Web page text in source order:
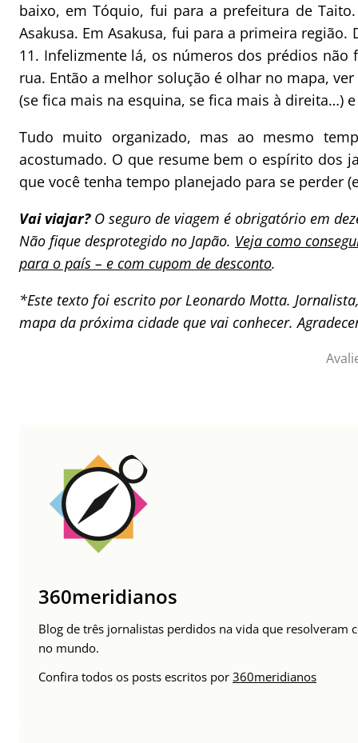
baixo, em Tóquio, fui para a prefeitura de
Asakusa. Em Asakusa, fui para a primeira
11. Infelizmente lá, os números dos prédios
rua. Então a melhor solução é olhar no mapa,
(se fica mais na esquina, se fica mais à direita…)
Tudo muito organizado, mas ao mesmo
acostumado. O que resume bem o espírito dos
que você tenha tempo planejado para se perder
Vai viajar?O seguro de viagem é obrigatório em
Não fique desprotegido no Japão. Veja como
para o país – e com cupom de desconto.
*Este texto foi escrito por Leonardo Motta.
mapa da próxima cidade que vai conhecer.
360meridianos
Blog de três jornalistas perdidos na vida que resolveram
no mundo.
Confira todos os posts escritos por 360meridianos